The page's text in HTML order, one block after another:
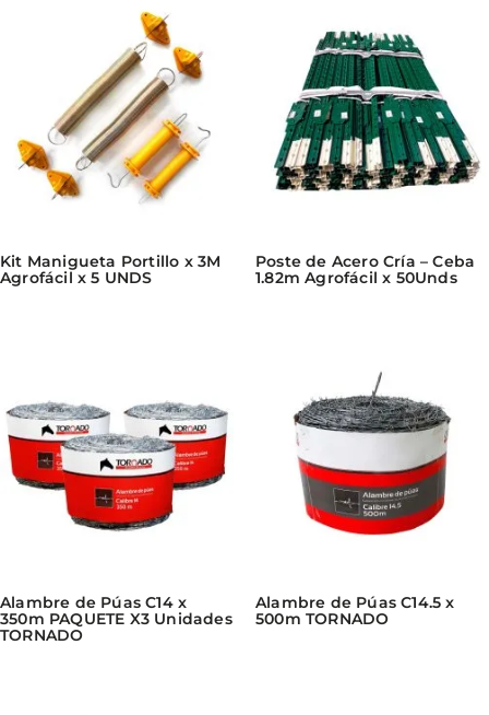
Kit Manigueta Portillo x 3M
Agrofácil x 5 UNDS
Poste de Acero Cría – Ceba
1.82m Agrofácil x 50Unds
Alambre de Púas C14 x
350m PAQUETE X3 Unidades
TORNADO
Alambre de Púas C14.5 x
500m TORNADO